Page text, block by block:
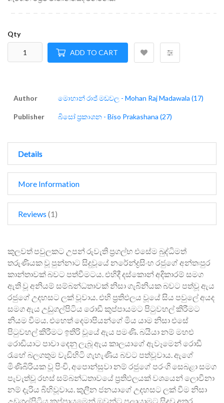
Qty
ADD TO CART
Author මොහාන් රාජ් මඩවල - Mohan Raj Madawala (17)
Publisher බිසෝ ප්‍රකාශන - Biso Prakashana (27)
Details
More Information
Reviews 1
කුලවත් පවුලකට උපන් රුවැති ප්‍රගල්භ එසේම බුද්ධිමත්
තරුණියක වූ පුන්නාට සිදුවූයේ නරේන්ද්‍රසිංහ රජුගේ අන්තඃපුර
කාන්තාවක්‌ බවට පත්වීමටය. එහිදී දස්‌කොන් අදිකාරම් සමග
ඇති වූ අනියම් සම්බන්ධතාවක්‌ නිසා ගැබිනියක බවට පත්වූ ඇය
රජුගේ උදහසට ලක්‌ වූවාය. එහි ප්‍රතිඵලය වූයේ සිය පවුලේ අයද
සමග ඇය උඩුගල්පිටිය රොඩී කුප්පායමට පිටුවහල් කිරීමට
නියම වීමය. එහෙත් දෙමාපියන්ගේ මිය යාම නිසා එසේ
පිටුවහල් කිරීමට ඉතිරි වූයේ ඇය පමණි. බයියා නම් මහළු
රොඩියාට පාවා දෙනු ලැබූ ඇය කාලයාගේ ඇවෑමෙන් රොඩී
රැහේ බලගතුම වැඩිහිටි ගැහැණිය බවට පත්වූවාය. ඇගේ
මිණිබිරියක වූ පිංචි, අපොන්සුවා නම් රජුගේ පරංගි සෙබළා සමග
පැවැත්වූ රහස්‌ සම්බන්ධතාවයේ ප්‍රතිඵලයක්‌ වශයෙන් ලොවීනා
නම් දැරිය බිහිවූවාය. කුලීන ජනයාගේ උදහසට ලක්‌ වීම නිසා
උඩුගල්පිටිය කුප්පායමෙන් ඔවුන්ට පලායාමට සිදුවූ අතර